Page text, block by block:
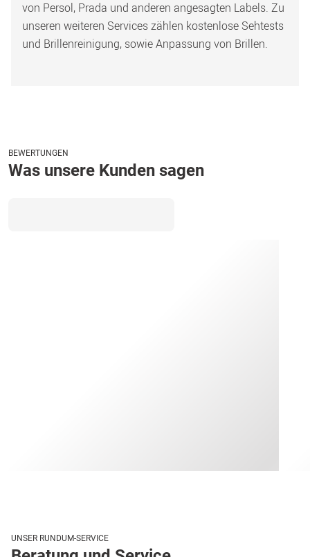
von Persol, Prada und anderen angesagten Labels. Zu
unseren weiteren Services zählen kostenlose Sehtests
und Brillenreinigung, sowie Anpassung von Brillen.
BEWERTUNGEN
Was unsere Kunden sagen
UNSER RUNDUM-SERVICE